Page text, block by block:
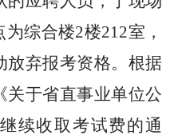
为综合楼2楼212室，
放弃报考资格。根据
关于省直事业单位公
续收取考试费的通